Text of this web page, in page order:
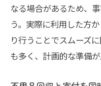
なる場合があるため、
う。実際に利用した方
り行うことでスムーズ
も多く、計画的な準備